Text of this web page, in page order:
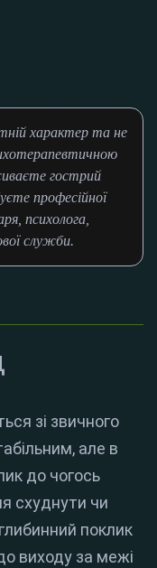
характер та не
гострий
професійної
психолога,
служби.
зі звичного
але в
до чогось
схуднути чи
поклик
виходу за межі